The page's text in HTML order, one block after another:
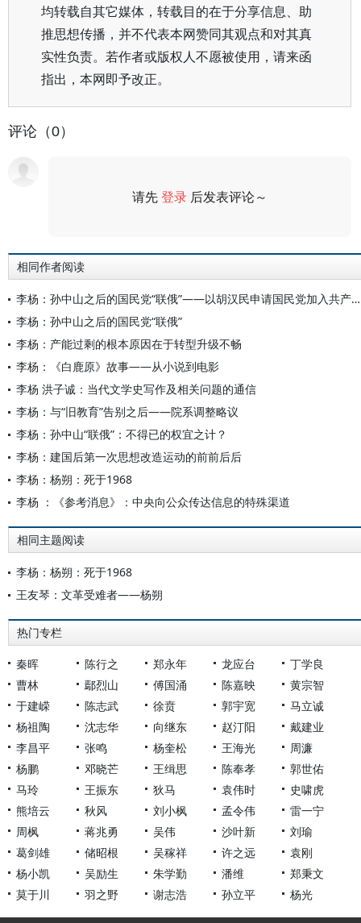
均转载自其它媒体，转载目的在于分享信息、助
推思想传播，并不代表本网赞同其观点和对其真
实性负责。若作者或版权人不愿被使用，请来函
指出，本网即予改正。
评论（0）
请先登录 后发表评论～
相同作者阅读
李杨：孙中山之后的国民党“联俄”——以胡汉民申请国民党加入共产国际为例
李杨：孙中山之后的国民党“联俄”
李杨：产能过剩的根本原因在于转型升级不畅
李杨：《白鹿原》故事——从小说到电影
李杨 洪子诚：当代文学史写作及相关问题的通信
李杨：与“旧教育”告别之后——院系调整略议
李杨：孙中山“联俄”：不得已的权宜之计？
李杨：建国后第一次思想改造运动的前前后后
李杨：杨朔：死于1968
李杨 ：《参考消息》：中央向公众传达信息的特殊渠道
相同主题阅读
李杨：杨朔：死于1968
王友琴：文革受难者——杨朔
热门专栏
秦晖 陈行之 郑永年 龙应台
丁学良
曹林
鄢烈山 傅国涌 陈嘉映
黄宗智
于建嵘
陈志武 徐贲 郭宇宽
马立诚
杨祖陶
沈志华 向继东 赵汀阳
戴建业
李昌平
张鸣 杨奎松 王海光
周濂
杨鹏
邓晓芒 王缉思 陈奉孝
郭世佑
马玲
王振东 狄马 袁伟时
史啸虎
熊培云
秋风 刘小枫 孟令伟
雷一宁
周枫
蒋兆勇 吴伟 沙叶新
刘瑜
葛剑雄
储昭根 吴稼祥 许之远
袁刚
杨小凯
吴励生 朱学勤 潘维
郑秉文
莫于川
羽之野 谢志浩 孙立平 杨光